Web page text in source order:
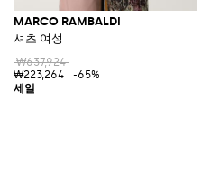
MARCO RAMBALDI
셔츠 여성
₩637,924
₩223,264
-65%